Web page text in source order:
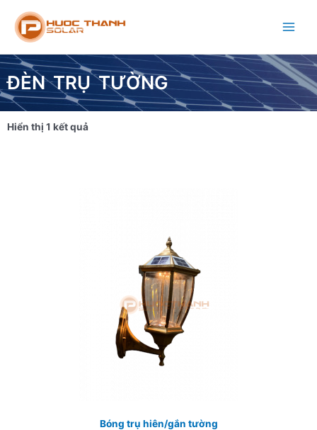
ĐÈN TRỤ TƯỜNG
Hiển thị 1 kết quả
Bóng trụ hiên/gắn tường